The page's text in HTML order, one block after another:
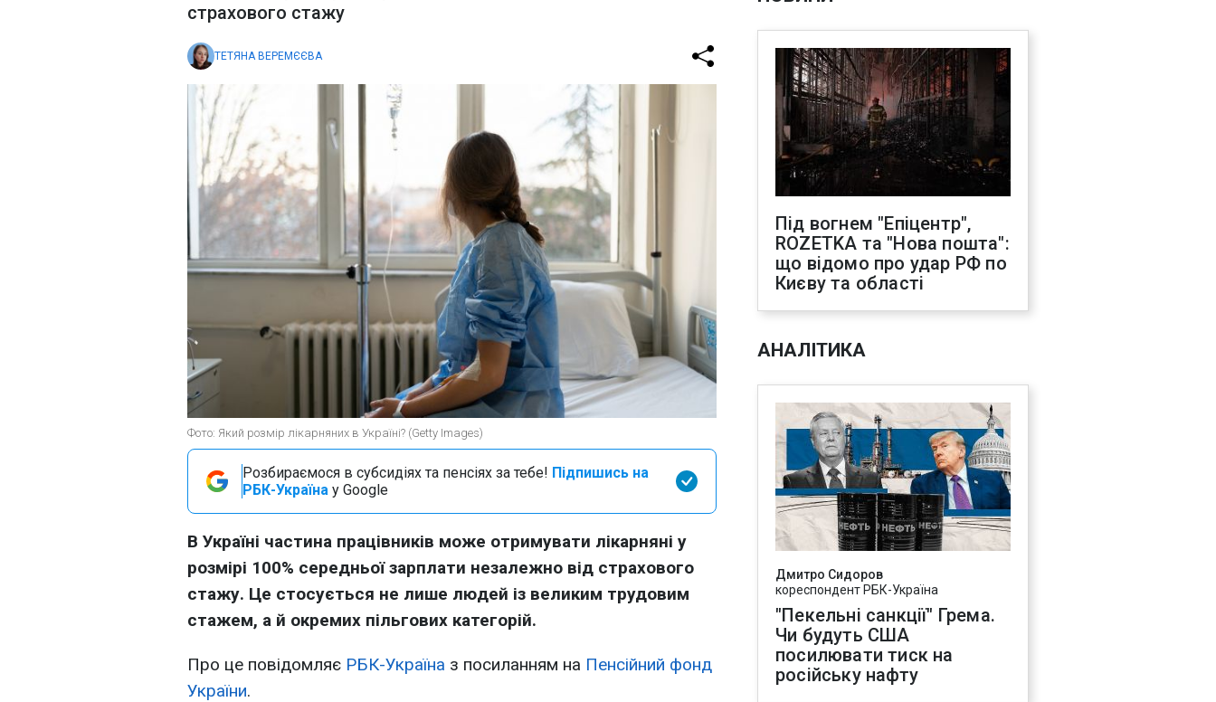
страхового стажу
ТЕТЯНА ВЕРЕМЄЄВА
Фото: Який розмір лікарняних в Україні? (Getty Images)
Розбираємося в субсидіях та пенсіях за тебе! Підпишись на
РБК-Україна у Google
В Україні частина працівників може отримувати лікарняні у
розмірі 100% середньої зарплати незалежно від страхового
стажу. Це стосується не лише людей із великим трудовим
стажем, а й окремих пільгових категорій.
Про це повідомляє РБК-Україна з посиланням на Пенсійний фонд
України.
Під вогнем "Епіцентр",
ROZETKA та "Нова пошта":
що відомо про удар РФ по
Києву та області
АНАЛІТИКА
Дмитро Сидоров
кореспондент РБК-Україна
"Пекельні санкції" Грема.
Чи будуть США
посилювати тиск на
російську нафту